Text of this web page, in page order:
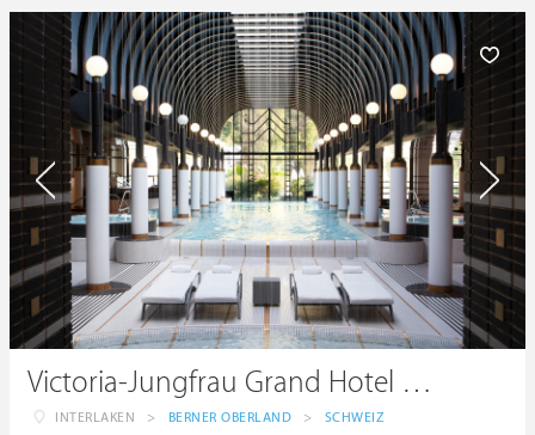
Victoria-Jungfrau Grand Hotel & Spa
INTERLAKEN > BERNER OBERLAND > SCHWEIZ